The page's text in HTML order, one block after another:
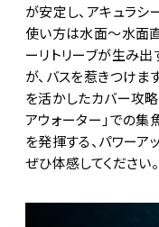
が安定し、アキュラシ
使い方は水面～水面直
ーリトリーブが生み
が、バスを惹きつけま
を活かしたカバー攻略
アウォーター」での
を発揮する、パワーア
ぜひ体感してください。